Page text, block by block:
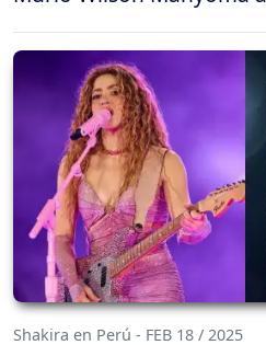
Shakira en Perú - FEB 18 / 2025